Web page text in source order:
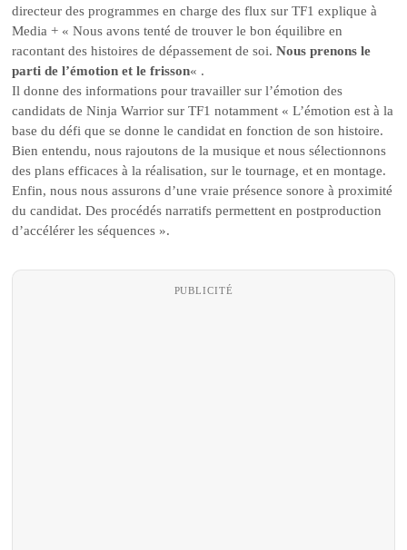
directeur des programmes en charge des flux sur TF1 explique à
Media + « Nous avons tenté de trouver le bon équilibre en
racontant des histoires de dépassement de soi.Nous prenons le
parti de l’émotion et le frisson« .
Il donne des informations pour travailler sur l’émotion des
candidats de Ninja Warrior sur TF1 notamment « L’émotion est à la
base du défi que se donne le candidat en fonction de son histoire.
Bien entendu, nous rajoutons de la musique et nous sélectionnons
des plans efficaces à la réalisation, sur le tournage, et en montage.
Enfin, nous nous assurons d’une vraie présence sonore à proximité
du candidat. Des procédés narratifs permettent en postproduction
d’accélérer les séquences ».
PUBLICITÉ